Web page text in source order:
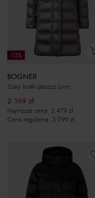
-13%
BOGNER
Szary krótki płaszcz Lynn
2 169 zł
Najniższa cena: 2 479 zł
Cena regularna: 3 099 zł